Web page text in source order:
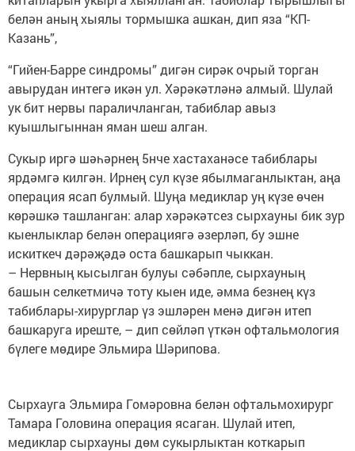
белән аның хыялы тормышка ашкан, дип яза “КП-
Казань”,
“Гийен-Барре синдромы” дигән сирәк очрый торган
авырудан интегә икән ул. Хәрәкәтләнә алмый. Шулай
ук бит нервы параличланган, табиблар авыз
куышлыгыннан яман шеш алган.
Сукыр иргә шәһәрнең 5нче хастаханәсе табиблары
ярдәмгә килгән. Ирнең сул күзе ябылмаганлыктан, аңа
операция ясап булмый. Шуңа медиклар уң күзе өчен
көрәшкә ташланган: алар хәрәкәтсез сырхауны бик зур
кыенлыклар белән операциягә әзерләп, бу эшне
искиткеч дәрәҗәдә оста башкарып чыккан.
– Нервның кысылган булуы сәбәпле, сырхауның
башын селкетмичә тоту кыен иде, әмма безнең күз
табиблары-хирурглар үз эшләрен менә дигән итеп
башкаруга иреште, – дип сөйләп үткән офтальмология
бүлеге мөдире Эльмира Шәрипова.
Сырхауга Эльмира Гомәровна белән офтальмохирург
Тамара Головина операция ясаган. Шулай итеп,
медиклар сырхауны дөм сукырлыктан коткарып